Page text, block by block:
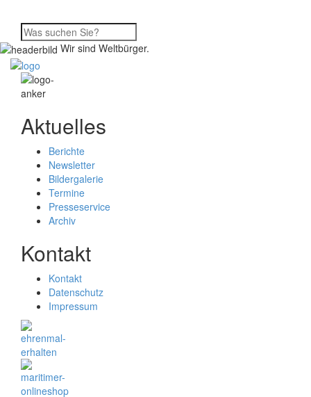
Wir sind Weltbürger.
Aktuelles
Berichte
Newsletter
Bildergalerie
Termine
Presseservice
Archiv
Kontakt
Kontakt
Datenschutz
Impressum